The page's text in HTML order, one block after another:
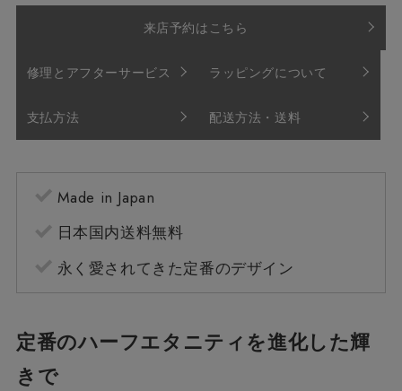
来店予約はこちら
修理とアフターサービス ラッピングについて
支払方法 配送方法・送料
Made in Japan
日本国内送料無料
永く愛されてきた定番のデザイン
定番のハーフエタニティを進化した輝
きで